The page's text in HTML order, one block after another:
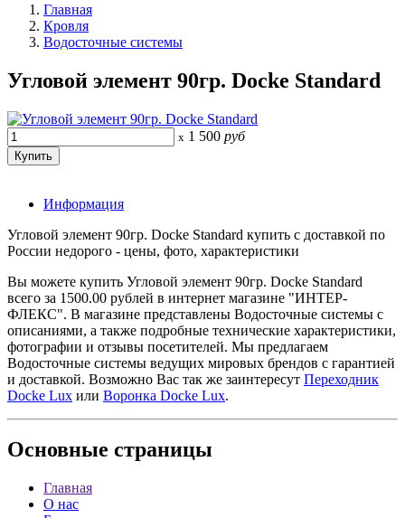
Главная
Кровля
Водосточные системы
Угловой элемент 90гр. Docke Standard
x 1 500 руб
Информация
Угловой элемент 90гр. Docke Standard купить с доставкой по
России недорого - цены, фото, характеристики
Вы можете купить Угловой элемент 90гр. Docke Standard
всего за 1500.00 рублей в интернет магазине "ИНТЕР-
ФЛЕКС". В магазине представлены Водосточные системы с
описаниями, а также подробные технические характеристики,
фотографии и отзывы посетителей. Мы предлагаем
Водосточные системы ведущих мировых брендов с гарантией
и доставкой. Возможно Вас так же заинтересут Переходник
Docke Lux или Воронка Docke Lux.
Основные страницы
Главная
О нас